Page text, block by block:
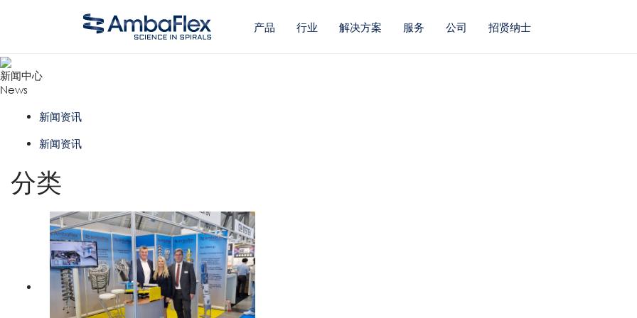
产品 行业 解决方案 服务 公司 招贤纳士
新闻中心
News
新闻资讯
新闻资讯
分类